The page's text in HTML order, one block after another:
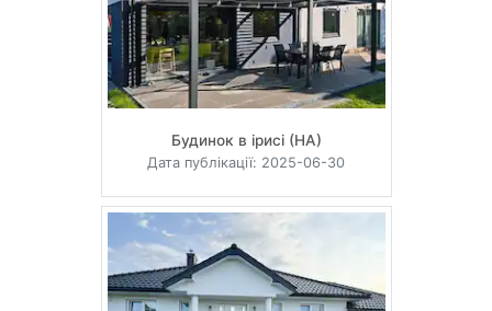
Будинок в ірисі (НА)
Дата публікації: 2025-06-30